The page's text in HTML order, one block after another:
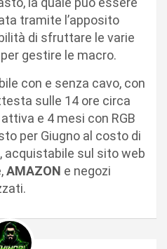
tramite l’apposito
di sfruttare le varie
gestire le macro.
con e senza cavo, con
sulle 14 ore circa
e 4 mesi con RGB
per Giugno al costo di
acquistabile sul sito web
AMAZON e negozi